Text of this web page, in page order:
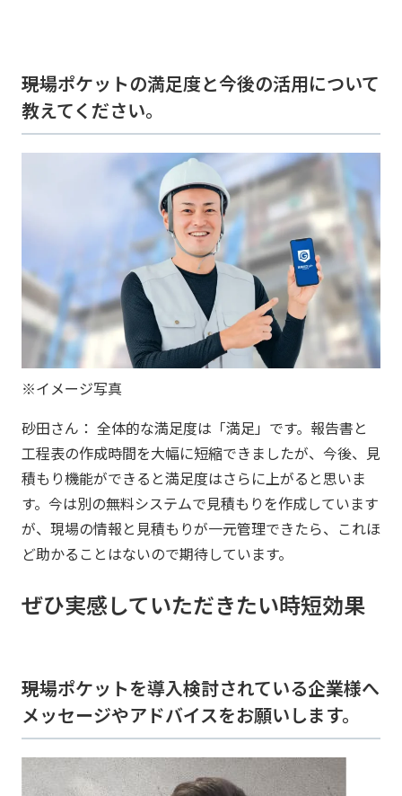
――現場ポケットの満足度と今後の活用について
教えてください。
※イメージ写真
砂田さん： 全体的な満足度は「満足」です。報告書と
工程表の作成時間を大幅に短縮できましたが、今後、見
積もり機能ができると満足度はさらに上がると思いま
す。今は別の無料システムで見積もりを作成しています
が、現場の情報と見積もりが一元管理できたら、これほ
ど助かることはないので期待しています。
ぜひ実感していただきたい時短効果
――現場ポケットを導入検討されている企業様へ
メッセージやアドバイスをお願いします。